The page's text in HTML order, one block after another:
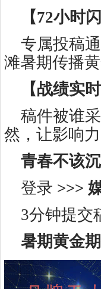
【72小时
专属投稿
滩暑期传播黄
【战绩实
稿件被谁
然，让影响力
青春不该沉
登录 >>>
3分钟提交
暑期黄金